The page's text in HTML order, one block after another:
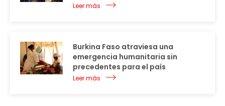
Leer más
Burkina Faso atraviesa una
emergencia humanitaria sin
precedentes para el país
Leer más